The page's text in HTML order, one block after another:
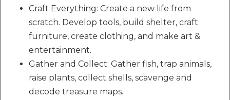
Craft Everything: Create a new life from
scratch. Develop tools, build shelter, craft
furniture, create clothing, and make art &
entertainment.
Gather and Collect: Gather fish, trap animals,
raise plants, collect shells, scavenge and
decode treasure maps.